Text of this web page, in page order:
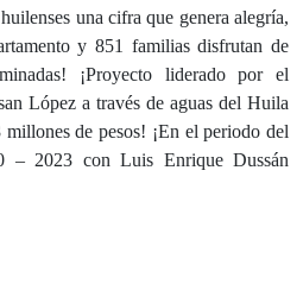
una cifra que genera alegría,
y 851 familias disfrutan de
¡Proyecto liderado por el
López a través de aguas del Huila
de pesos! ¡En el periodo del
– 2023 con Luis Enrique Dussán